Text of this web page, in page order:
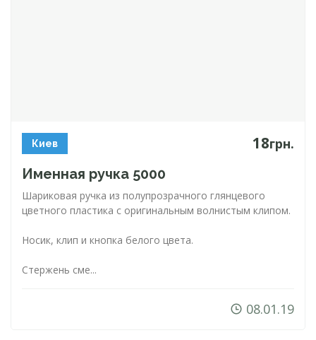
Киев 18грн.
Именная ручка 5000
Шариковая ручка из полупрозрачного глянцевого
цветного пластика с оригинальным волнистым клипом.
Носик, клип и кнопка белого цвета.
Стержень сме...
08.01.19